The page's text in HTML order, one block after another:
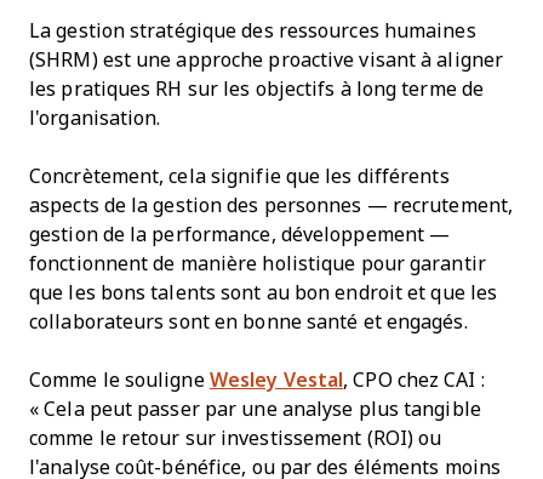
La gestion stratégique des ressources humaines
(SHRM) est une approche proactive visant à aligner
les pratiques RH sur les objectifs à long terme de
l'organisation.
Concrètement, cela signifie que les différents
aspects de la gestion des personnes — recrutement,
gestion de la performance, développement —
fonctionnent de manière holistique pour garantir
que les bons talents sont au bon endroit et que les
collaborateurs sont en bonne santé et engagés.
Comme le souligne Wesley Vestal , CPO chez CAI :
« Cela peut passer par une analyse plus tangible
comme le retour sur investissement (ROI) ou
l'analyse coût-bénéfice, ou par des éléments moins